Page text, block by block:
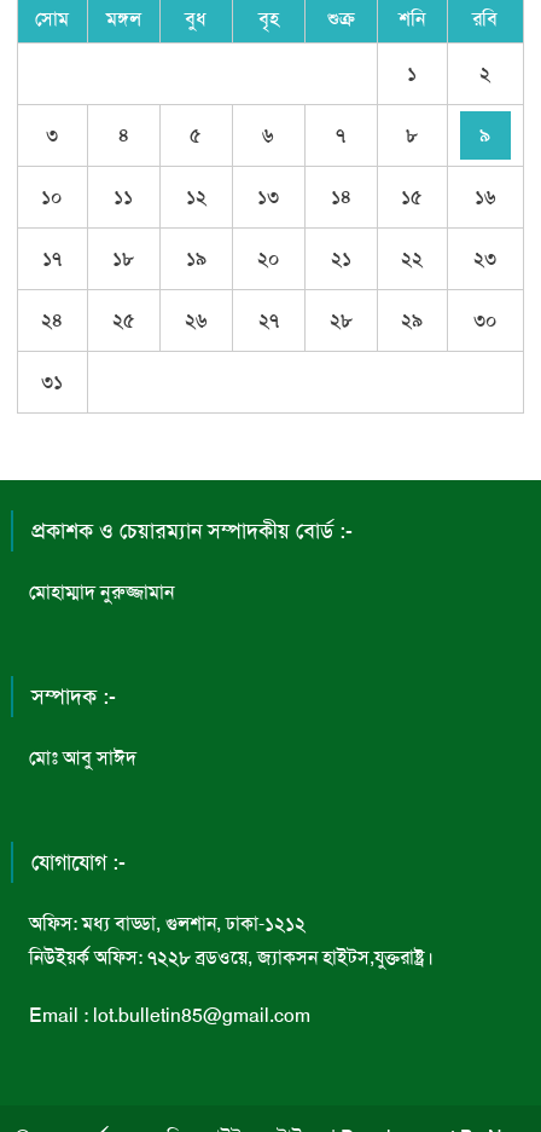
সোম মঙ্গল বুধ বৃহ শুক্র শনি রবি
১ ২
৩ ৪ ৫ ৬ ৭ ৮ ৯
১০ ১১ ১২ ১৩ ১৪ ১৫ ১৬
১৭ ১৮ ১৯ ২০ ২১ ২২ ২৩
২৪ ২৫ ২৬ ২৭ ২৮ ২৯ ৩০
৩১
প্রকাশক ও চেয়ারম্যান সম্পাদকীয় বোর্ড :-
মোহাম্মাদ নুরুজ্জামান
সম্পাদক :-
মোঃ আবু সাঈদ
যোগাযোগ :-
অফিস: মধ্য বাড্ডা, গুলশান, ঢাকা-১২১২
নিউইয়র্ক অফিস: ৭২২৮ ব্রডওয়ে, জ্যাকসন হাইটস,যুক্তরাষ্ট্র।
Email : lot.bulletin85@gmail.com